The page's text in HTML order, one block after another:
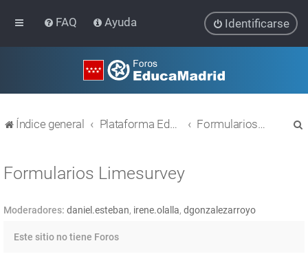
FAQ Ayuda Identificarse
Índice general Plataforma Educativa EducaMadrid Formularios Limesurvey
Formularios Limesurvey
Moderadores: daniel.esteban, irene.olalla, dgonzalezarroyo
Este sitio no tiene Foros